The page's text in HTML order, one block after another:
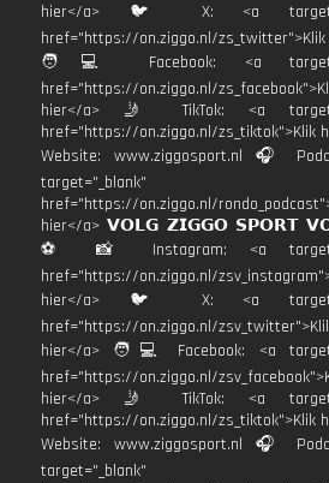
hier</a> 🐦 X: <a
href="https://on.ziggo.nl/
🧑💻 Facebook: <a
href="https://on.ziggo.nl/
hier</a> 🤳 TikTok: <a
href="https://on.ziggo.nl/zs_tiktok">Klik
Website: www.ziggosport.nl 🎧
target="_blank"
href="https://on.ziggo.nl/
hier</a> 𝗩𝗢𝗟𝗚 𝗭𝗜𝗚𝗚𝗢 𝗦𝗣𝗢𝗥𝗧
⚽️ 📸 Instagram: <a
href="https://on.ziggo.nl/
hier</a> 🐦 X: <a
href="https://on.ziggo.nl/
hier</a> 🧑💻 Facebook: <a
href="https://on.ziggo.nl/
hier</a> 🤳 TikTok: <a
href="https://on.ziggo.nl/zs_tiktok">Klik
Website: www.ziggosport.nl 🎧
target="_blank"